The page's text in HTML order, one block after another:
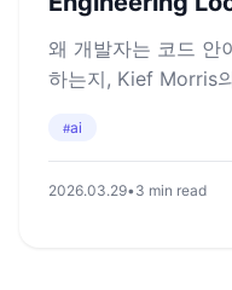
왜 개발자는 코드 안
하는지, Kief Morris
#ai
2026.03.29•3 min read